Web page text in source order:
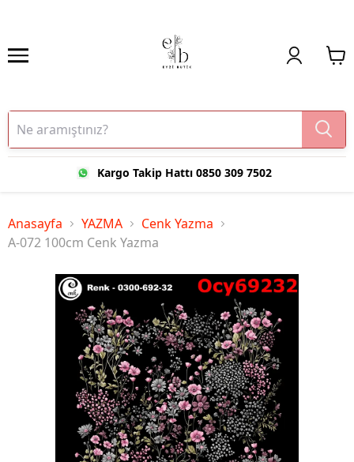
Kargo Takip Hattı 0850 309 7502
Anasayfa YAZMA
Cenk Yazma
A-072 100cm Cenk Yazma